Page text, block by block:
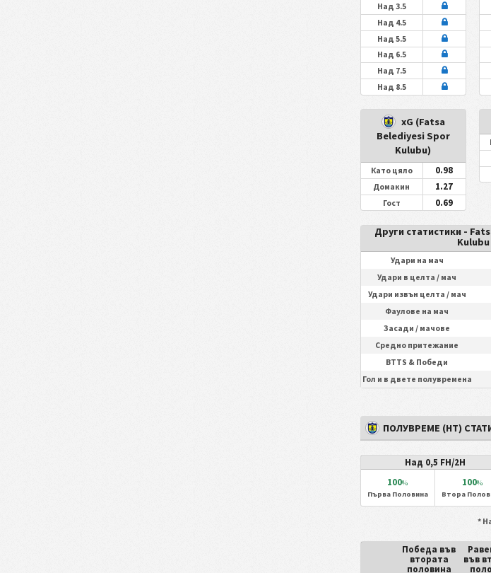
Над 3.5
Над 4.5
Над 5.5
Над 6.5
Над 7.5
Над 8.5
xG (Fatsa
Belediyesi Spor
Kulubu)
Като цяло 0.98
Домакин 1.27
Гост 0.69
Други статистики -
Kulubu
Удари на мач
Удари в целта / мач
Удари извън целта / мач
Фаулове на мач
Засади / мачове
Средно притежание
BTTS & Победи
Гол и в двете полувремена
ПОЛУВРЕМЕ (HT)
Над 0,5 FH/2H
100%
Първа Половина
100%
Втора
*
Победа във
втората
половина
във